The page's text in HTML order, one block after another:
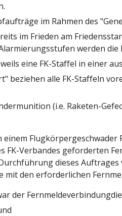
im Rahmen des
im Frieden am
werden
eine FK-Staffel in einer
beziehen alle FK-Staffeln
(i.e. Raketen-
Flugkörpergeschwader
FK-Verbandes geforderten
dieses
mit den erforderlichen
der